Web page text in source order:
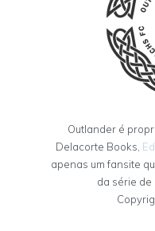
Outlander é
Delacorte Books,
apenas um fansite
da série de